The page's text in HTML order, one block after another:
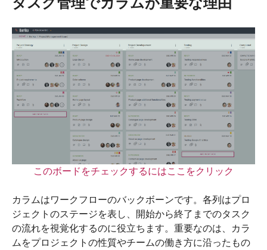
このボードをチェックするにはここをクリック
カラムはワークフローのバックボーンです。各列はプロ
ジェクトのステージを表し、開始から終了までのタスク
の流れを視覚化するのに役立ちます。重要なのは、カラ
ムをプロジェクトの性質やチームの働き方に沿ったもの